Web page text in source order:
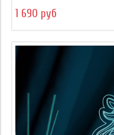
1 690 руб